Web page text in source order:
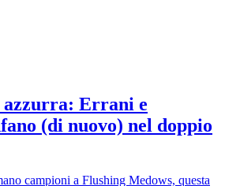
azzurra: Errani e
(di nuovo) nel doppio
campioni a Flushing Medows, questa